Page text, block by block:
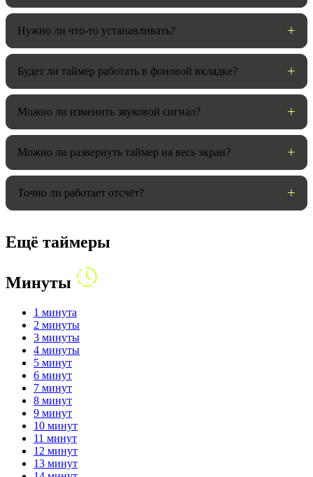
Нужно ли что-то устанавливать?
Будет ли таймер работать в фоновой вкладке?
Можно ли изменить звуковой сигнал?
Можно ли развернуть таймер на весь экран?
Точно ли работает отсчёт?
Ещё таймеры
Минуты
1 минута
2 минуты
3 минуты
4 минуты
5 минут
6 минут
7 минут
8 минут
9 минут
10 минут
11 минут
12 минут
13 минут